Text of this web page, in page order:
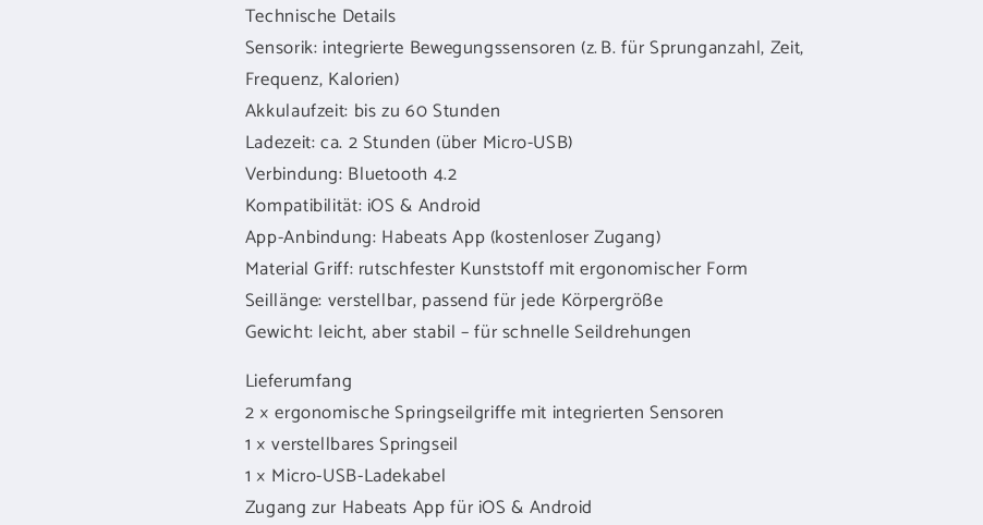
Technische Details
Sensorik: integrierte Bewegungssensoren (z. B. für Sprunganzahl, Zeit,
Frequenz, Kalorien)
Akkulaufzeit: bis zu 60 Stunden
Ladezeit: ca. 2 Stunden (über Micro-USB)
Verbindung: Bluetooth 4.2
Kompatibilität: iOS & Android
App-Anbindung: Habeats App (kostenloser Zugang)
Material Griff: rutschfester Kunststoff mit ergonomischer Form
Seillänge: verstellbar, passend für jede Körpergröße
Gewicht: leicht, aber stabil – für schnelle Seildrehungen
Lieferumfang
2 × ergonomische Springseilgriffe mit integrierten Sensoren
1 × verstellbares Springseil
1 × Micro-USB-Ladekabel
Zugang zur Habeats App für iOS & Android